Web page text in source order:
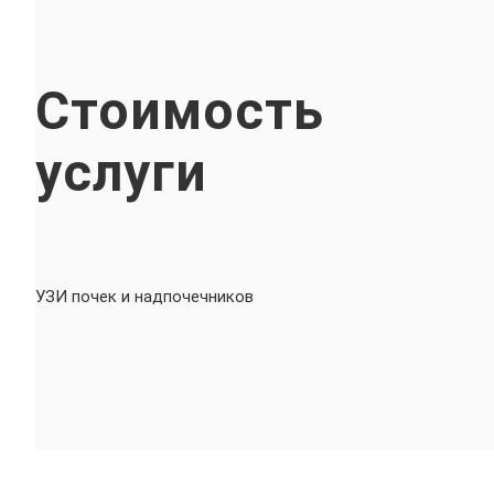
Стоимость
услуги
УЗИ почек и надпочечников